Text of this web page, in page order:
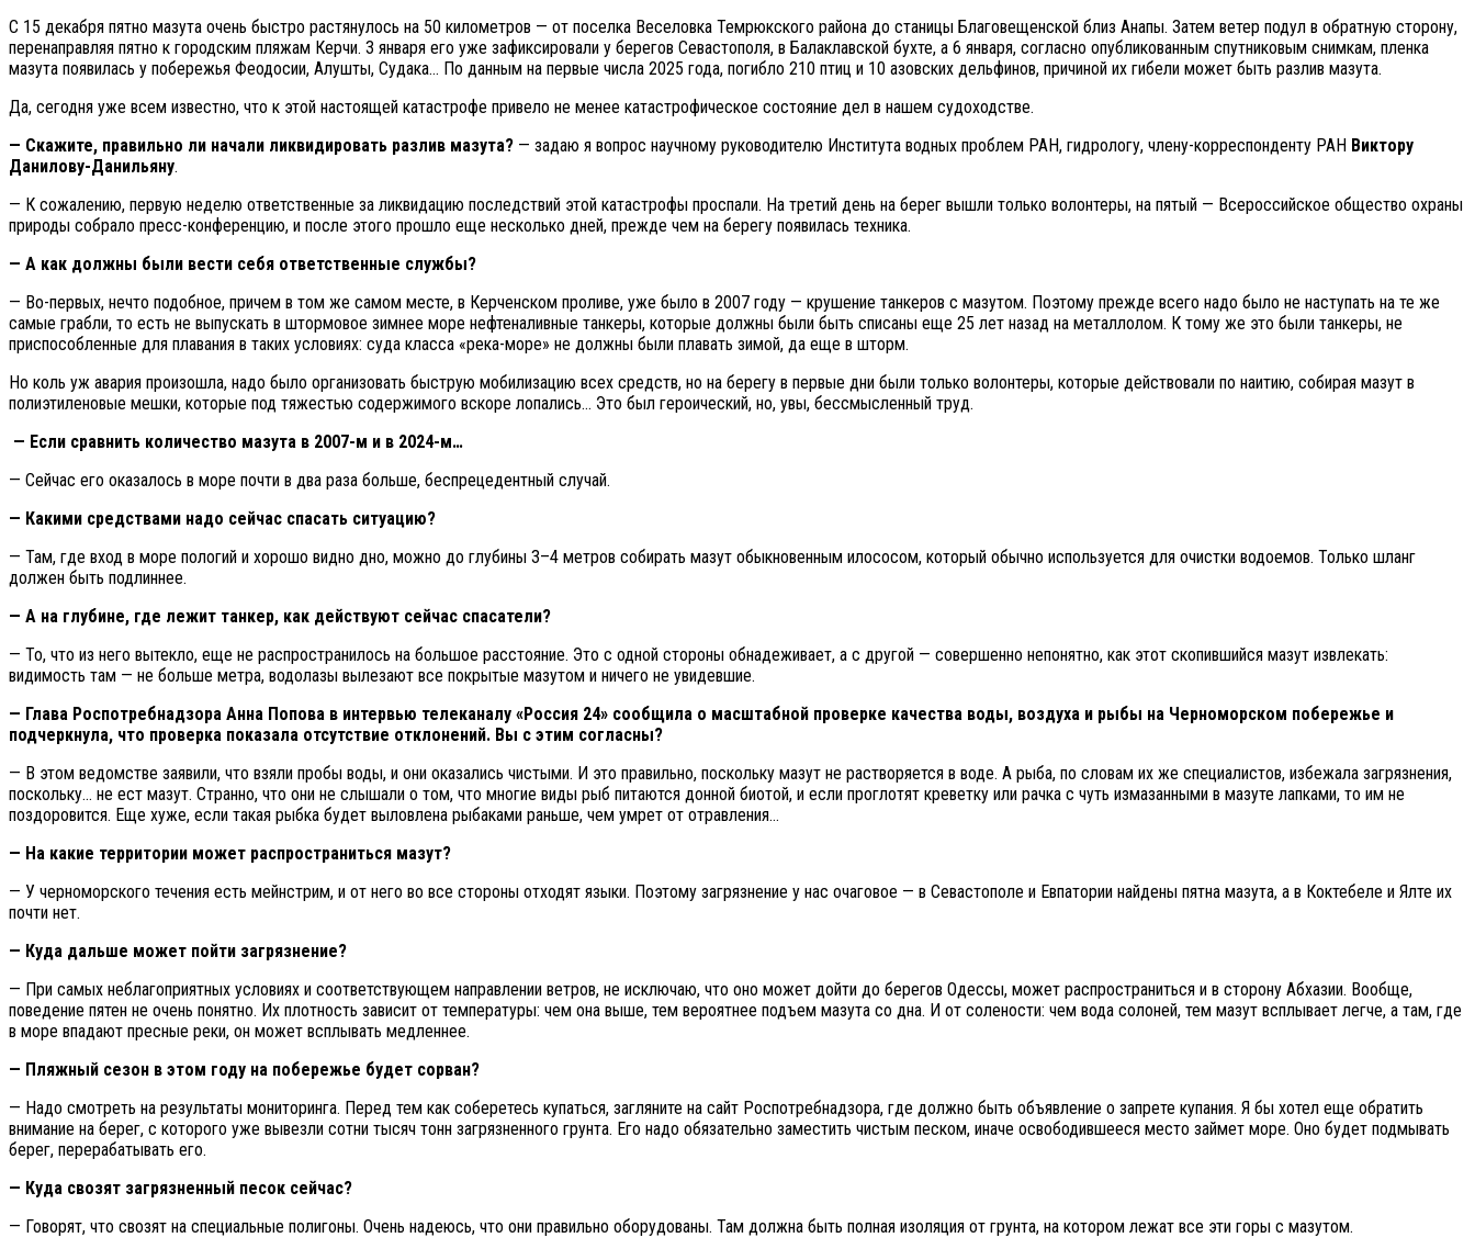
С 15 декабря пятно мазута очень быстро растянулось на 50 километров — от поселка Веселовка Темрюкского района до станицы Благовещенской близ Анапы. Затем ветер подул в обратную сторону,
перенаправляя пятно к городским пляжам Керчи. 3 января его уже зафиксировали у берегов Севастополя, в Балаклавской бухте, а 6 января, согласно опубликованным спутниковым снимкам, пленка
мазута появилась у побережья Феодосии, Алушты, Судака… По данным на первые числа 2025 года, погибло 210 птиц и 10 азовских дельфинов, причиной их гибели может быть разлив мазута.
Да, сегодня уже всем известно, что к этой настоящей катастрофе привело не менее катастрофическое состояние дел в нашем судоходстве.
— Скажите, правильно ли начали ликвидировать разлив мазута? — задаю я вопрос научному руководителю Института водных проблем РАН, гидрологу, члену-корреспонденту РАН Виктору
Данилову-Данильяну.
— К сожалению, первую неделю ответственные за ликвидацию последствий этой катастрофы проспали. На третий день на берег вышли только волонтеры, на пятый — Всероссийское общество охраны
природы собрало пресс-конференцию, и после этого прошло еще несколько дней, прежде чем на берегу появилась техника.
— А как должны были вести себя ответственные службы?
— Во-первых, нечто подобное, причем в том же самом месте, в Керченском проливе, уже было в 2007 году — крушение танкеров с мазутом. Поэтому прежде всего надо было не наступать на те же
самые грабли, то есть не выпускать в штормовое зимнее море нефтеналивные танкеры, которые должны были быть списаны еще 25 лет назад на металлолом. К тому же это были танкеры, не
приспособленные для плавания в таких условиях: суда класса «река-море» не должны были плавать зимой, да еще в шторм.
Но коль уж авария произошла, надо было организовать быструю мобилизацию всех средств, но на берегу в первые дни были только волонтеры, которые действовали по наитию, собирая мазут в
полиэтиленовые мешки, которые под тяжестью содержимого вскоре лопались… Это был героический, но, увы, бессмысленный труд.
— Если сравнить количество мазута в 2007-м и в 2024-м…
— Сейчас его оказалось в море почти в два раза больше, беспрецедентный случай.
— Какими средствами надо сейчас спасать ситуацию?
— Там, где вход в море пологий и хорошо видно дно, можно до глубины 3–4 метров собирать мазут обыкновенным илососом, который обычно используется для очистки водоемов. Только шланг
должен быть подлиннее.
— А на глубине, где лежит танкер, как действуют сейчас спасатели?
— То, что из него вытекло, еще не распространилось на большое расстояние. Это с одной стороны обнадеживает, а с другой — совершенно непонятно, как этот скопившийся мазут извлекать:
видимость там — не больше метра, водолазы вылезают все покрытые мазутом и ничего не увидевшие.
— Глава Роспотребнадзора Анна Попова в интервью телеканалу «Россия 24» сообщила о масштабной проверке качества воды, воздуха и рыбы на Черноморском побережье и
подчеркнула, что проверка показала отсутствие отклонений. Вы с этим согласны?
— В этом ведомстве заявили, что взяли пробы воды, и они оказались чистыми. И это правильно, поскольку мазут не растворяется в воде. А рыба, по словам их же специалистов, избежала загрязнения,
поскольку… не ест мазут. Странно, что они не слышали о том, что многие виды рыб питаются донной биотой, и если проглотят креветку или рачка с чуть измазанными в мазуте лапками, то им не
поздоровится. Еще хуже, если такая рыбка будет выловлена рыбаками раньше, чем умрет от отравления…
— На какие территории может распространиться мазут?
— У черноморского течения есть мейнстрим, и от него во все стороны отходят языки. Поэтому загрязнение у нас очаговое — в Севастополе и Евпатории найдены пятна мазута, а в Коктебеле и Ялте их
почти нет.
— Куда дальше может пойти загрязнение?
— При самых неблагоприятных условиях и соответствующем направлении ветров, не исключаю, что оно может дойти до берегов Одессы, может распространиться и в сторону Абхазии. Вообще,
поведение пятен не очень понятно. Их плотность зависит от температуры: чем она выше, тем вероятнее подъем мазута со дна. И от солености: чем вода солоней, тем мазут всплывает легче, а там, где
в море впадают пресные реки, он может всплывать медленнее.
— Пляжный сезон в этом году на побережье будет сорван?
— Надо смотреть на результаты мониторинга. Перед тем как соберетесь купаться, загляните на сайт Роспотребнадзора, где должно быть объявление о запрете купания. Я бы хотел еще обратить
внимание на берег, с которого уже вывезли сотни тысяч тонн загрязненного грунта. Его надо обязательно заместить чистым песком, иначе освободившееся место займет море. Оно будет подмывать
берег, перерабатывать его.
— Куда свозят загрязненный песок сейчас?
— Говорят, что свозят на специальные полигоны. Очень надеюсь, что они правильно оборудованы. Там должна быть полная изоляция от грунта, на котором лежат все эти горы с мазутом.